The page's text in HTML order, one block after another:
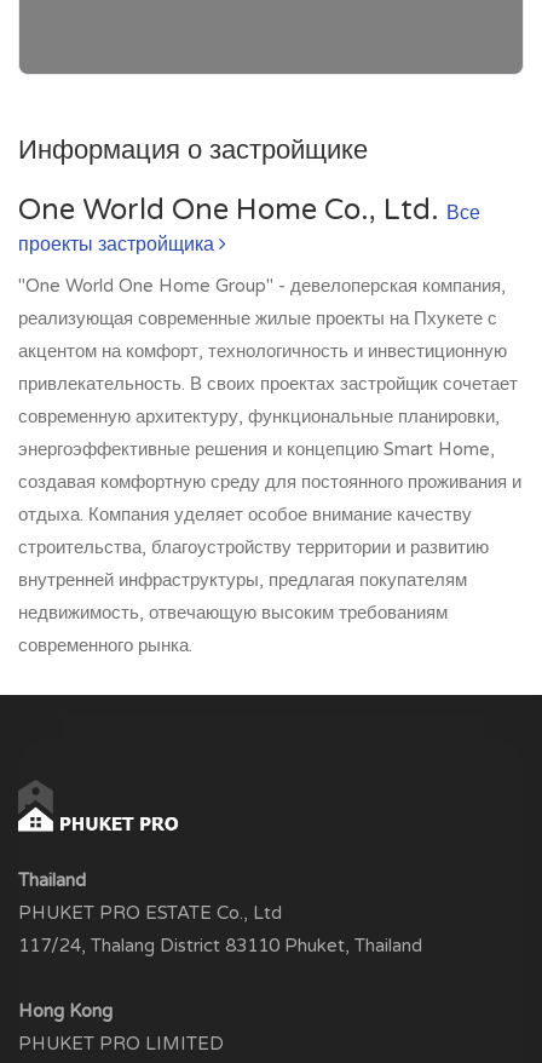
Информация о застройщике
One World One Home Co., Ltd. Все
проекты застройщика
"One World One Home Group" - девелоперская компания,
реализующая современные жилые проекты на Пхукете с
акцентом на комфорт, технологичность и инвестиционную
привлекательность. В своих проектах застройщик сочетает
современную архитектуру, функциональные планировки,
энергоэффективные решения и концепцию Smart Home,
создавая комфортную среду для постоянного проживания и
отдыха. Компания уделяет особое внимание качеству
строительства, благоустройству территории и развитию
внутренней инфраструктуры, предлагая покупателям
недвижимость, отвечающую высоким требованиям
современного рынка.
Thailand
PHUKET PRO ESTATE Co., Ltd
117/24, Thalang District 83110 Phuket, Thailand
Hong Kong
PHUKET PRO LIMITED